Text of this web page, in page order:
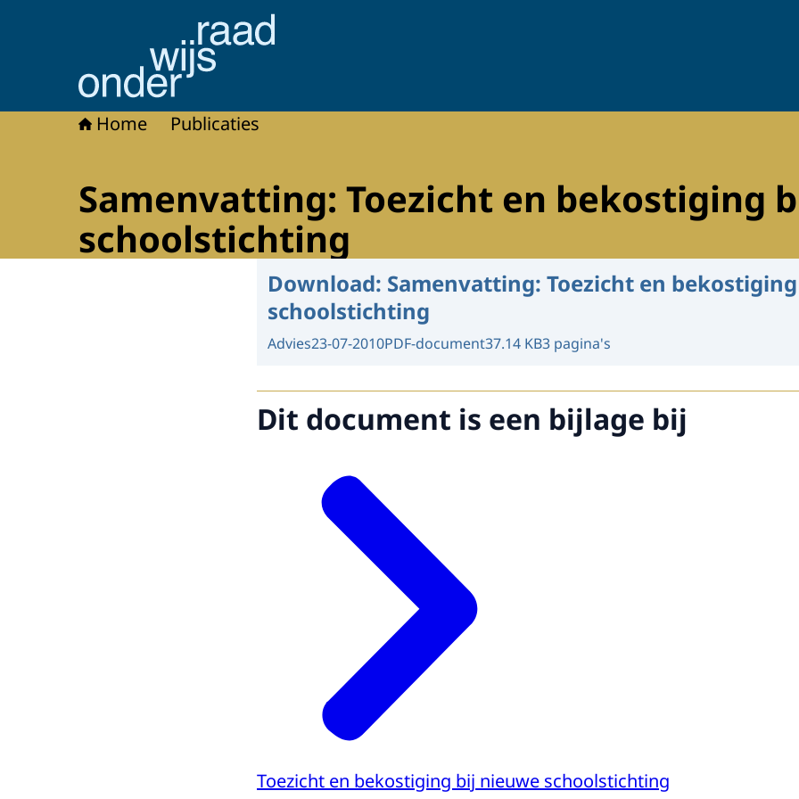
Naar de homepage van Onderwijsraad
Home Publicaties
Samenvatting: Toezicht en bekostiging
schoolstichting
Download: Samenvatting: Toezicht en
schoolstichting
Advies23-07-2010PDF-document37.14 KB3 pagina's
Dit document is een bijlage bij
Toezicht en bekostiging bij nieuwe schoolstichting